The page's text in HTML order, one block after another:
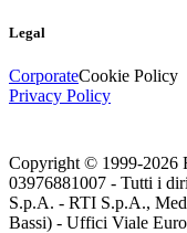
Legal
CorporateCookie Policy
Privacy Policy
Copyright © 1999-2026
03976881007 - Tutti i
S.p.A. - RTI S.p.A.,
Bassi) - Uffici Viale